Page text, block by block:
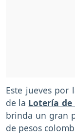
Este jueves por
de la Lotería de
brinda un gran
de pesos